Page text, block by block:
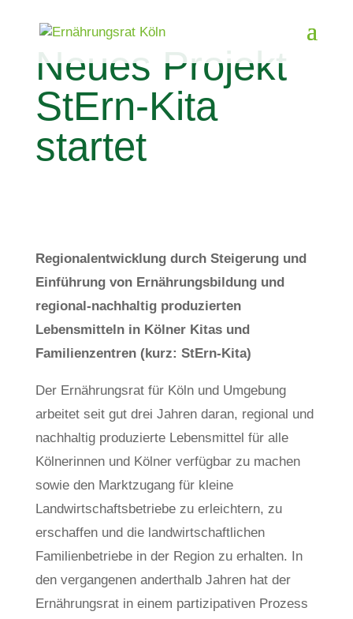
Neues Projekt
StErn-Kita
startet
Regionalentwicklung durch Steigerung und
Einführung von Ernährungsbildung und
regional-nachhaltig produzierten
Lebensmitteln in Kölner Kitas und
Familienzentren (kurz: StErn-Kita)
Der Ernährungsrat für Köln und Umgebung
arbeitet seit gut drei Jahren daran, regional und
nachhaltig produzierte Lebensmittel für alle
Kölnerinnen und Kölner verfügbar zu machen
sowie den Marktzugang für kleine
Landwirtschaftsbetriebe zu erleichtern, zu
erschaffen und die landwirtschaftlichen
Familienbetriebe in der Region zu erhalten. In
den vergangenen anderthalb Jahren hat der
Ernährungsrat in einem partizipativen Prozess